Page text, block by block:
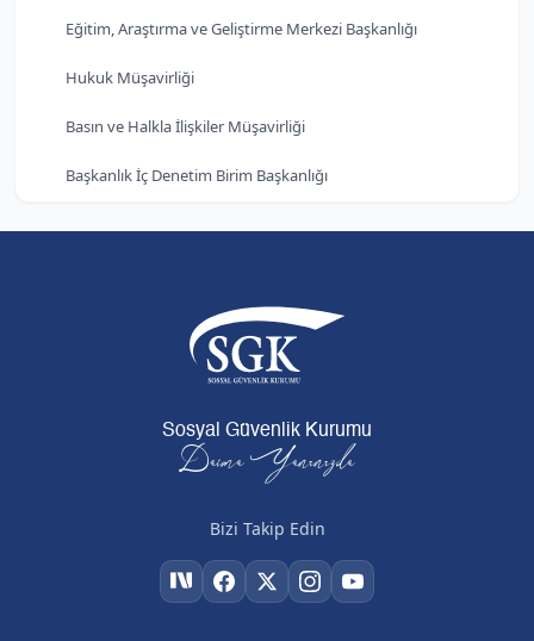
Eğitim, Araştırma ve Geliştirme Merkezi Başkanlığı
Hukuk Müşavirliği
Basın ve Halkla İlişkiler Müşavirliği
Başkanlık İç Denetim Birim Başkanlığı
Sosyal Güvenlik Kurumu
Daima Yanınızda
Bizi Takip Edin